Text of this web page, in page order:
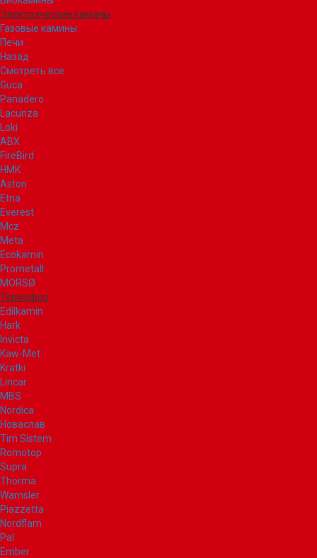
Электрические камины
Газовые камины
Печи
Назад
Смотреть все
Guca
Panadero
Lacunza
Loki
ABX
FireBird
НМК
Aston
Etna
Everest
Mcz
Meta
Ecokamin
Prometall
MORSØ
Термофор
Edilkamin
Hark
Invicta
Kaw-Met
Kratki
Lincar
MBS
Nordica
Новаслав
Tim Sistem
Romotop
Supra
Thorma
Wamsler
Piazzetta
Nordflam
Pal
Ember